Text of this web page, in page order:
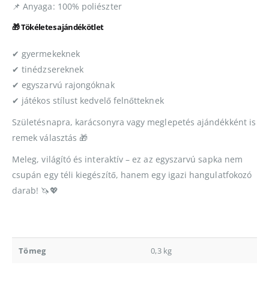
📌 Anyaga: 100% poliészter
🎁 Tökéletes ajándékötlet
✔ gyermekeknek
✔ tinédzsereknek
✔ egyszarvú rajongóknak
✔ játékos stílust kedvelő felnőtteknek
Születésnapra, karácsonyra vagy meglepetés ajándékként is
remek választás 🎁
Meleg, világító és interaktív – ez az egyszarvú sapka nem
csupán egy téli kiegészítő, hanem egy igazi hangulatfokozó
darab! 🦄💖
Tömeg 0,3 kg